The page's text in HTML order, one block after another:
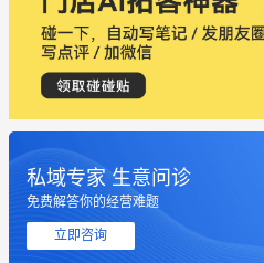
私域专家 生意问诊
免费解答你的经营难题
立即咨询
这个营销策划案例推荐
用有赞就能在微信、小